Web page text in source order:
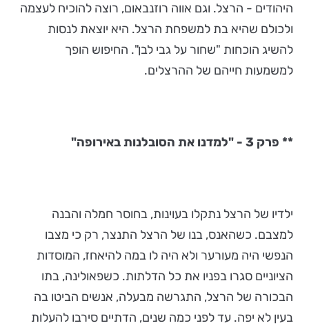
היהודים - הרצל. וגם אווה רוזנבאום, רוצה להוכיח לעצמה
ולכולם שהיא בת למשפחת הרצל. היא יוצאת לנסות
להשיג הוכחות "שחור על גבי לבן". החיפוש הופך
למשמעות חייהם של ההרצלים.
** פרק 3 - "למדנו את הסובלנות באירופה"
ילדיו של הרצל נתקלו בעוינות, בחוסר חמלה והבנה
למצבם. כשהאנס, בנו של הרצל התנצר, רק כי מצבו
הנפשי היה מעורער ולא היה לו במה להיאחז, המוסדות
הציוניים סגרו בפניו את כל הדלתות. כשפאולינה, בתו
הבכורה של הרצל, התגרשה מבעלה, אנשים הביטו בה
בעין לא יפה. עד לפני כמה שנים, הדתיים סירבו להעלות